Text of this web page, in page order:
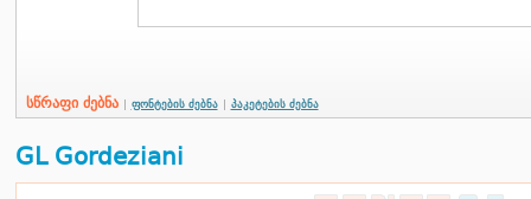
სწრაფი ძებნა ფონტების ძებნა პაკეტების ძებნა
GL Gordeziani